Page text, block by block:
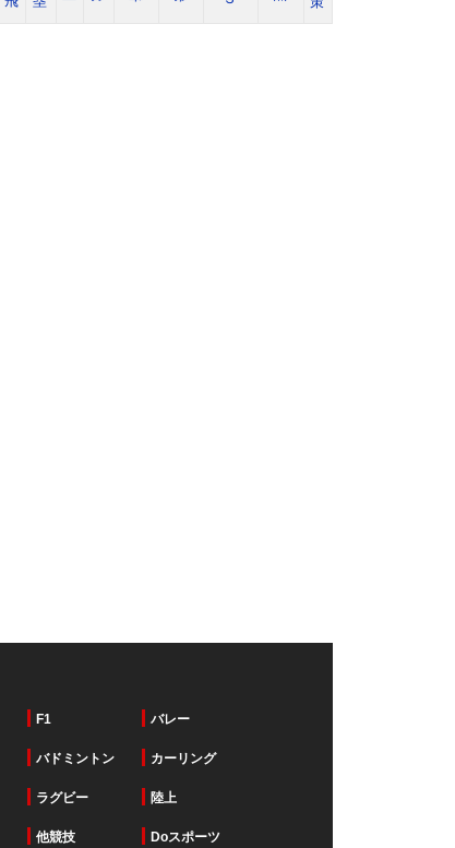
F1 バレー
バドミントン カーリング
ラグビー 陸上
他競技 Doスポーツ